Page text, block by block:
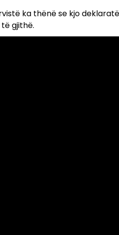
ka thënë se kjo
gjithë.